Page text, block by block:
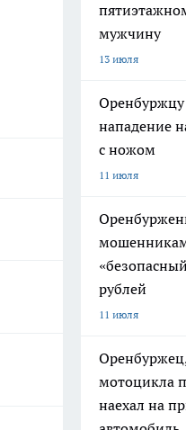
мужчину
13 июля
Оренбуржцу
нападение
с ножом
11 июля
рублей
11 июля
мотоцикла
наехал на